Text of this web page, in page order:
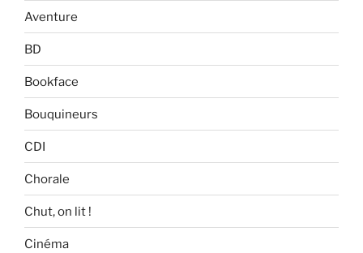
Aventure
BD
Bookface
Bouquineurs
CDI
Chorale
Chut, on lit !
Cinéma